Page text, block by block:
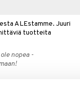
ALEstamme. Juuri
tuotteita
nopea -